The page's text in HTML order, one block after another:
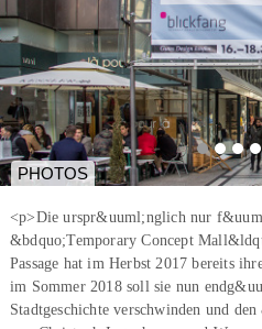
PHOTOS
<p>Die urspr&uuml;nglich nur
&bdquo;Temporary Concept
Passage hat im Herbst 2017 bereits
im Sommer 2018 soll sie nun
Stadtgeschichte verschwinden und